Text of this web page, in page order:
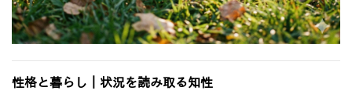
性格と暮らし｜状況を読み取る知性